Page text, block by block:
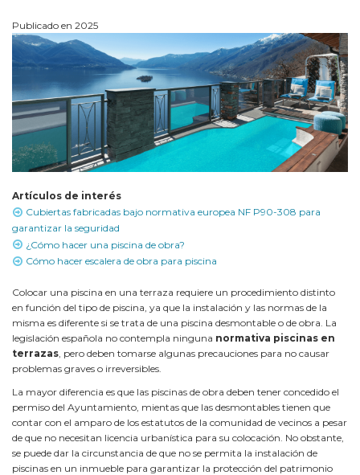
Publicado en 2025
Artículos de interés
Cubiertas fabricadas bajo normativa europea NF P90-308 para
garantizar la seguridad
¿Cómo hacer una piscina de obra?
Cómo hacer escalera de obra para piscina
Colocar una piscina en una terraza requiere un procedimiento distinto
en función del tipo de piscina, ya que la instalación y las normas de la
misma es diferente si se trata de una piscina desmontable o de obra. La
legislación española no contempla ninguna normativa piscinas en
terrazas, pero deben tomarse algunas precauciones para no causar
problemas graves o irreversibles.
La mayor diferencia es que las piscinas de obra deben tener concedido el
permiso del Ayuntamiento, mientas que las desmontables tienen que
contar con el amparo de los estatutos de la comunidad de vecinos a pesar
de que no necesitan licencia urbanística para su colocación. No obstante,
se puede dar la circunstancia de que no se permita la instalación de
piscinas en un inmueble para garantizar la protección del patrimonio